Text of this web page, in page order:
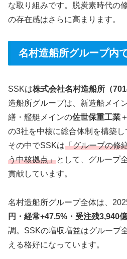
な取り組みです。脱炭素時代の
の存在感はさらに高まります。
名村造船所グループ内
SSKは株式会社名村造船所（
造船所グループは、新造船メイ
繕・艦艇メインの佐世保重工業
の3社を中核に総合体制を構築し
その中でSSKは「グループの修
う中核拠点」として、グループ
貢献しています。
名村造船所グループ全体は、
円・経常+47.5%・受注残3,940
調。SSKの増収増益はグループ
える格好になっています。